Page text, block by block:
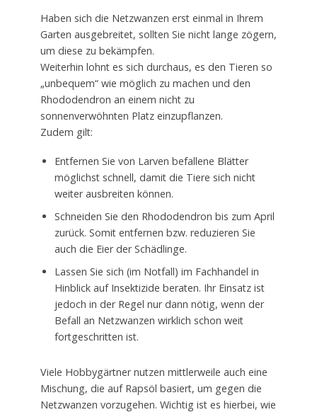
Haben sich die Netzwanzen erst einmal in Ihrem
Garten ausgebreitet, sollten Sie nicht lange zögern,
um diese zu bekämpfen.
Weiterhin lohnt es sich durchaus, es den Tieren so
„unbequem“ wie möglich zu machen und den
Rhododendron an einem nicht zu
sonnenverwöhnten Platz einzupflanzen.
Zudem gilt:
Entfernen Sie von Larven befallene Blätter
möglichst schnell, damit die Tiere sich nicht
weiter ausbreiten können.
Schneiden Sie den Rhododendron bis zum April
zurück. Somit entfernen bzw. reduzieren Sie
auch die Eier der Schädlinge.
Lassen Sie sich (im Notfall) im Fachhandel in
Hinblick auf Insektizide beraten. Ihr Einsatz ist
jedoch in der Regel nur dann nötig, wenn der
Befall an Netzwanzen wirklich schon weit
fortgeschritten ist.
Viele Hobbygärtner nutzen mittlerweile auch eine
Mischung, die auf Rapsöl basiert, um gegen die
Netzwanzen vorzugehen. Wichtig ist es hierbei, wie